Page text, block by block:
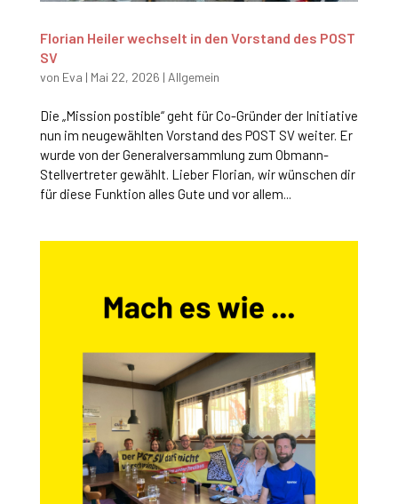
Florian Heiler wechselt in den Vorstand des POST
SV
von Eva | Mai 22, 2026 | Allgemein
Die „Mission postible“ geht für Co-Gründer der Initiative
nun im neugewählten Vorstand des POST SV weiter. Er
wurde von der Generalversammlung zum Obmann-
Stellvertreter gewählt. Lieber Florian, wir wünschen dir
für diese Funktion alles Gute und vor allem...